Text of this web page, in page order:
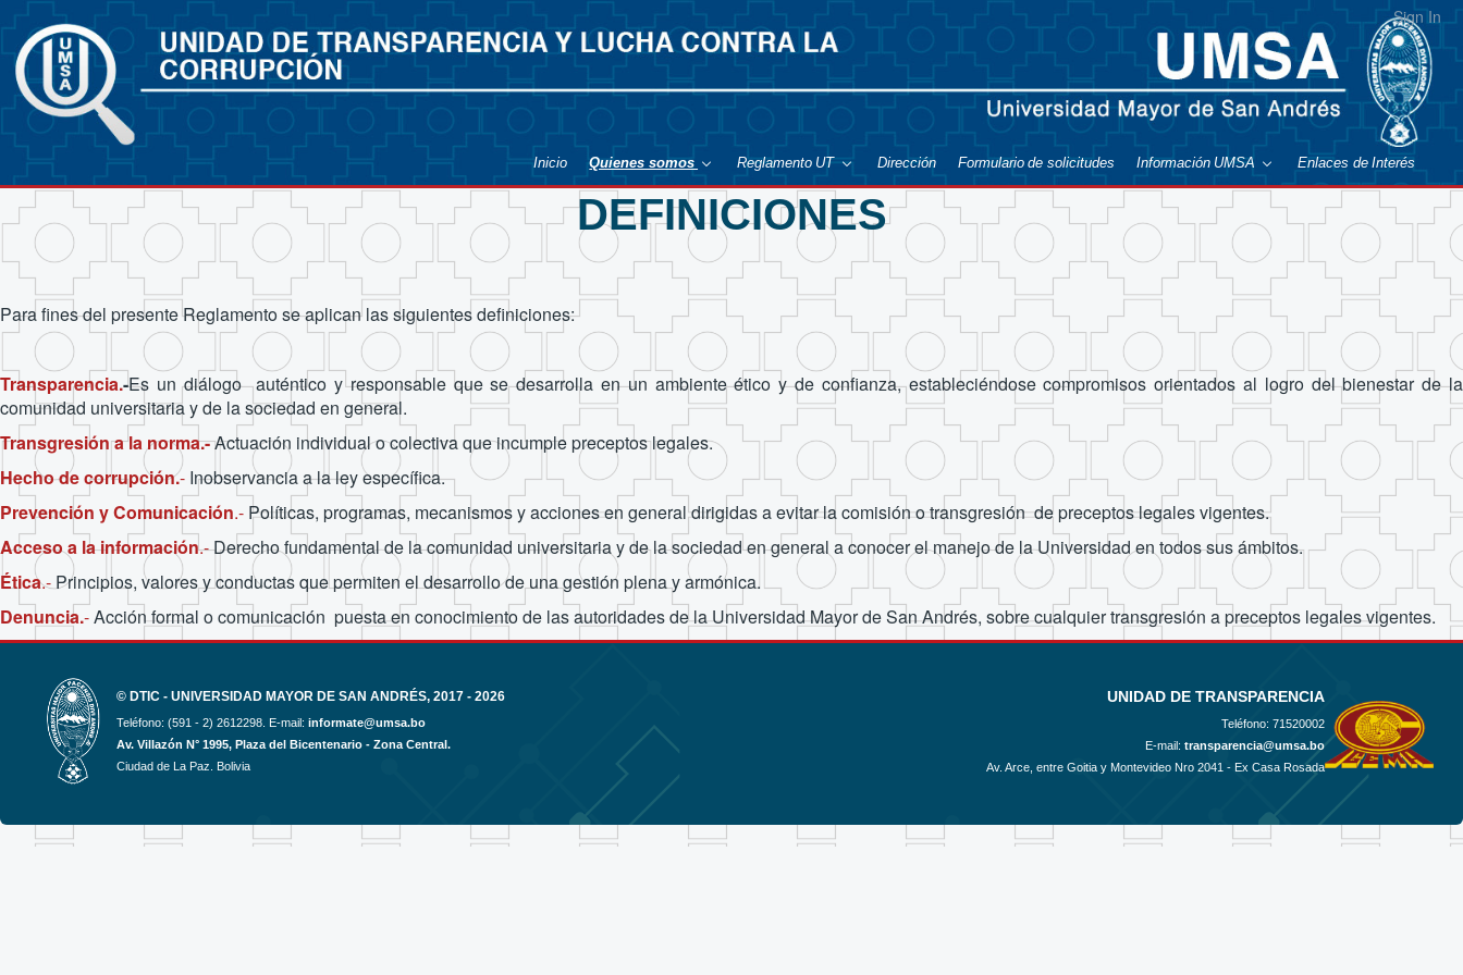
Sign In
Inicio Quienes somos Reglamento UT Dirección Formulario de solicitudes Información UMSA Enlaces de Interés
DEFINICIONES
Para fines del presente Reglamento se aplican las siguientes definiciones:
Transparencia.-Es un diálogo auténtico y responsable que se desarrolla en un ambiente ético y de confianza, estableciéndose compromisos orientados al logro del bienestar de la
comunidad universitaria y de la sociedad en general.
Transgresión a la norma.-Actuación individual o colectiva que incumple preceptos legales.
Hecho de corrupción.- Inobservancia a la ley específica.
Prevención y Comunicación.- Políticas, programas, mecanismos y acciones en general dirigidas a evitar la comisión o transgresión de preceptos legales vigentes.
Acceso a la información.-Derecho fundamental de la comunidad universitaria y de la sociedad en general a conocer el manejo de la Universidad en todos sus ámbitos.
Ética.-Principios, valores y conductas que permiten el desarrollo de una gestión plena y armónica.
Denuncia.-Acción formal o comunicación puesta en conocimiento de las autoridades de la Universidad Mayor de San Andrés, sobre cualquier transgresión a preceptos legales vigentes.
© DTIC - UNIVERSIDAD MAYOR DE SAN ANDRÉS, 2017 - 2026
Teléfono: (591 - 2) 2612298. E-mail: informate@umsa.bo
Av. Villazón N° 1995, Plaza del Bicentenario - Zona Central.
Ciudad de La Paz. Bolivia
UNIDAD DE TRANSPARENCIA
Teléfono: 71520002
E-mail: transparencia@umsa.bo
Av. Arce, entre Goitia y Montevideo Nro 2041 - Ex Casa Rosada